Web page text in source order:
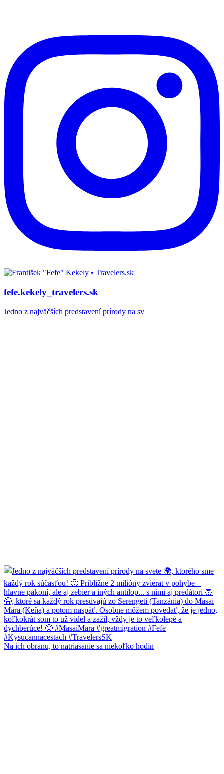
fefe.kekely_travelers.sk
Jedno z najväčších predstavení prírody na sv
Na ich obranu, to natriasanie sa niekoľko hodín